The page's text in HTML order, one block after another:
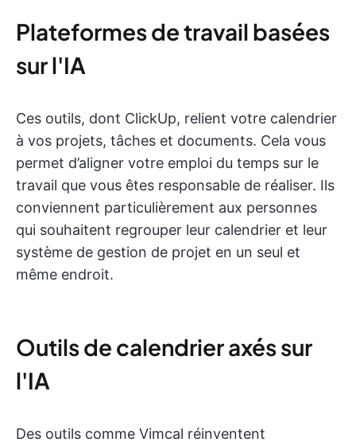
Plateformes de travail basées
sur l'IA
Ces outils, dont ClickUp, relient votre calendrier
à vos projets, tâches et documents. Cela vous
permet d’aligner votre emploi du temps sur le
travail que vous êtes responsable de réaliser. Ils
conviennent particulièrement aux personnes
qui souhaitent regrouper leur calendrier et leur
système de gestion de projet en un seul et
même endroit.
Outils de calendrier axés sur
l'IA
Des outils comme Vimcal réinventent